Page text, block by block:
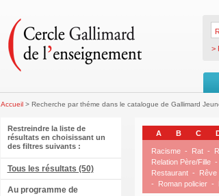
>
Accueil> Recherche par théme dans le catalogue de Gallimard
Restreindre la liste de
résultats en choisissant un
des filtres suivants :
Tous les résultats (50)
Au programme de
A B C
Racisme - Rat -
Relation Père/Fille -
Restaurant - Rêve
-
Roman policier -